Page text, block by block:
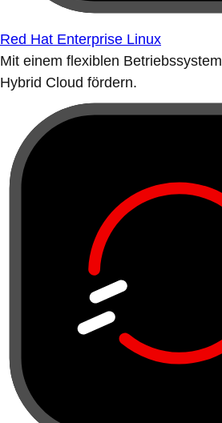
Red Hat Enterprise Linux
Mit einem flexiblen
Hybrid Cloud fördern.